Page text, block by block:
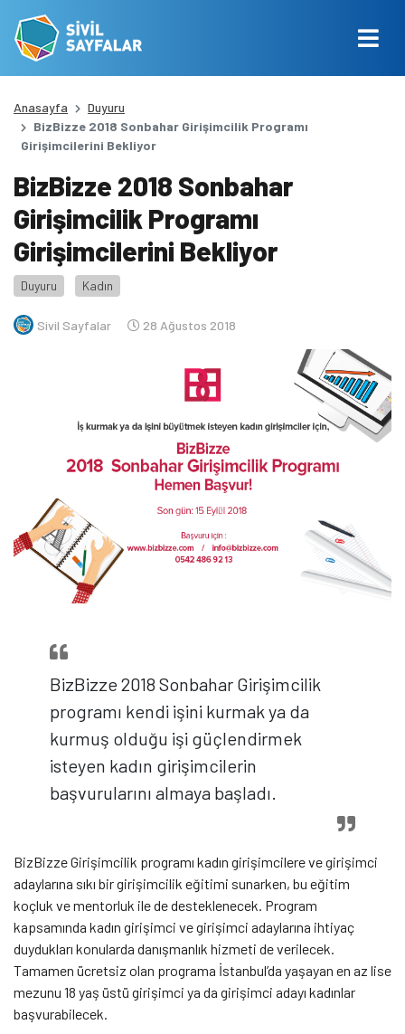
Anasayfa
Duyuru
BizBizze 2018 Sonbahar Girişimcilik Programı
Girişimcilerini Bekliyor
BizBizze 2018 Sonbahar
Girişimcilik Programı
Girişimcilerini Bekliyor
Duyuru Kadın
Sivil Sayfalar 28 Ağustos 2018
BizBizze 2018 Sonbahar Girişimcilik
programı kendi işini kurmak ya da
kurmuş olduğu işi güçlendirmek
isteyen kadın girişimcilerin
başvurularını almaya başladı.
BizBizze Girişimcilik programı kadın girişimcilere ve girişimci
adaylarına sıkı bir girişimcilik eğitimi sunarken, bu eğitim
koçluk ve mentorluk ile de desteklenecek. Program
kapsamında kadın girişimci ve girişimci adaylarına ihtiyaç
duydukları konularda danışmanlık hizmeti de verilecek.
Tamamen ücretsiz olan programa İstanbul’da yaşayan en az lise
mezunu 18 yaş üstü girişimci ya da girişimci adayı kadınlar
başvurabilecek.